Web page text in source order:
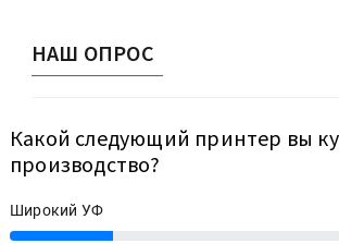
НАШ ОПРОС
Какой следующий принтер вы
производство?
Широкий УФ
25%